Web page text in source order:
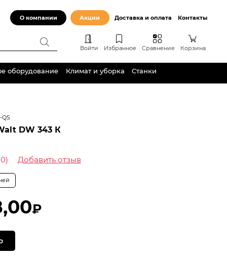
О компании Акции Доставка и оплата Контакты
Войти Избранное Сравнение Корзина
оборудование Климат и уборка Станки
QS
DW 343 К
Добавить отзыв
₽